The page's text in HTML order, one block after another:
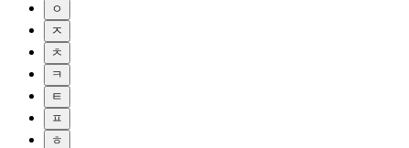
ㅇ
ㅈ
ㅊ
ㅋ
ㅌ
ㅍ
ㅎ